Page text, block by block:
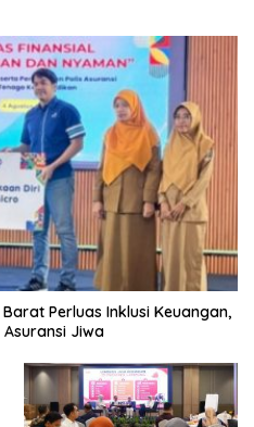
Perluas Inklusi Keuangan,
Asuransi Jiwa